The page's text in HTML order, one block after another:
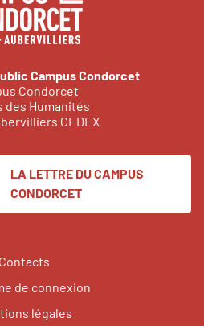
Campus Condorcet
Condorcet
des Humanités
CEDEX
LA LETTRE DU CAMPUS
CONDORCET
Contacts
de connexion
légales